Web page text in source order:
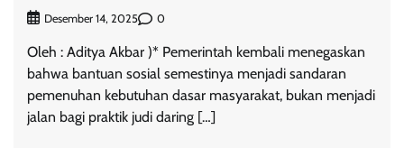
Desember 14, 2025 0
Oleh : Aditya Akbar )* Pemerintah kembali menegaskan
bahwa bantuan sosial semestinya menjadi sandaran
pemenuhan kebutuhan dasar masyarakat, bukan menjadi
jalan bagi praktik judi daring […]